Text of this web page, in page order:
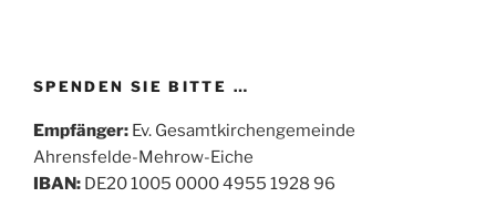
SPENDEN SIE BITTE …
Empfänger: Ev. Gesamtkirchengemeinde
Ahrensfelde-Mehrow-Eiche
IBAN: DE20 1005 0000 4955 1928 96